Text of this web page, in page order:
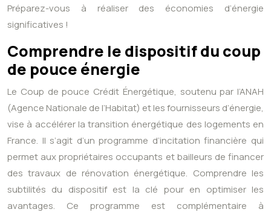
Préparez-vous à réaliser des économies d’énergie
significatives !
Comprendre le dispositif du coup
de pouce énergie
Le Coup de pouce Crédit Énergétique, soutenu par l’ANAH
(Agence Nationale de l’Habitat) et les fournisseurs d’énergie,
vise à accélérer la transition énergétique des logements en
France. Il s’agit d’un programme d’incitation financière qui
permet aux propriétaires occupants et bailleurs de financer
des travaux de rénovation énergétique. Comprendre les
subtilités du dispositif est la clé pour en optimiser les
avantages. Ce programme est complémentaire à